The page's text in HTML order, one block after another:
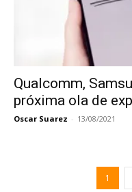
Qualcomm,
próxima ola de
Oscar Suarez - 13/08/2021
1